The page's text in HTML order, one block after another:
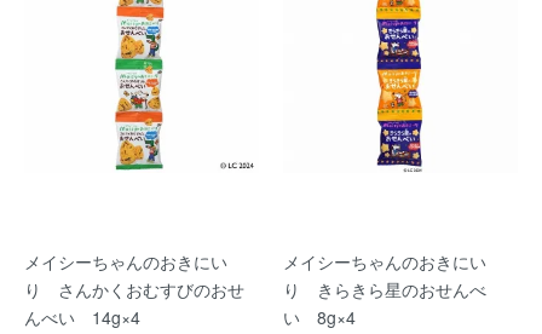
メイシーちゃんのおきにい
り さんかくおむすびのおせ
んべい 14g×4
メイシーちゃんのおきにい
り きらきら星のおせんべ
い 8g×4